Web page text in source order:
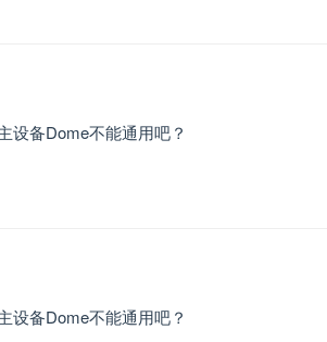
设备Dome不能通用吧？
设备Dome不能通用吧？